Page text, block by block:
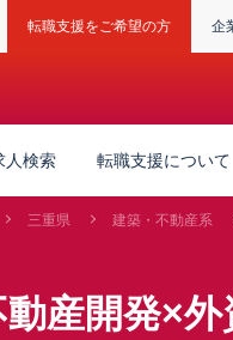
転職支援をご希望の方 企
人検索 転職支援について
三重県 建築・不動産系
動産開発×